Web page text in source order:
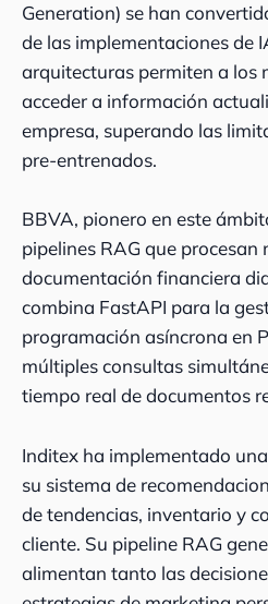
Generation) se han
de las implementaciones de
arquitecturas permiten a los
acceder a información
empresa, superando las
pre-entrenados.
BBVA, pionero en este
pipelines RAG que procesan
documentación financiera
combina FastAPI para la
programación asíncrona en
múltiples consultas
tiempo real de documentos
Inditex ha implementado
su sistema de
de tendencias, inventario y
cliente. Su pipeline RAG
alimentan tanto las